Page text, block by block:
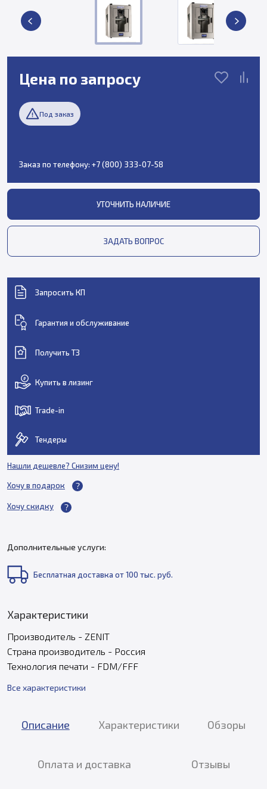
Цена по запросу
Под заказ
Заказ по телефону: +7 (800) 333-07-58
УТОЧНИТЬ НАЛИЧИЕ
ЗАДАТЬ ВОПРОС
Запросить КП
Гарантия и обслуживание
Получить ТЗ
Купить в лизинг
Trade-in
Тендеры
Нашли дешевле? Снизим цену!
Хочу в подарок
Хочу скидку
Дополнительные услуги:
Бесплатная доставка от 100 тыс. руб.
Характеристики
Производитель - ZENIT
Страна производитель - Россия
Технология печати - FDM/FFF
Все характеристики
Описание Характеристики Обзоры
Оплата и доставка Отзывы